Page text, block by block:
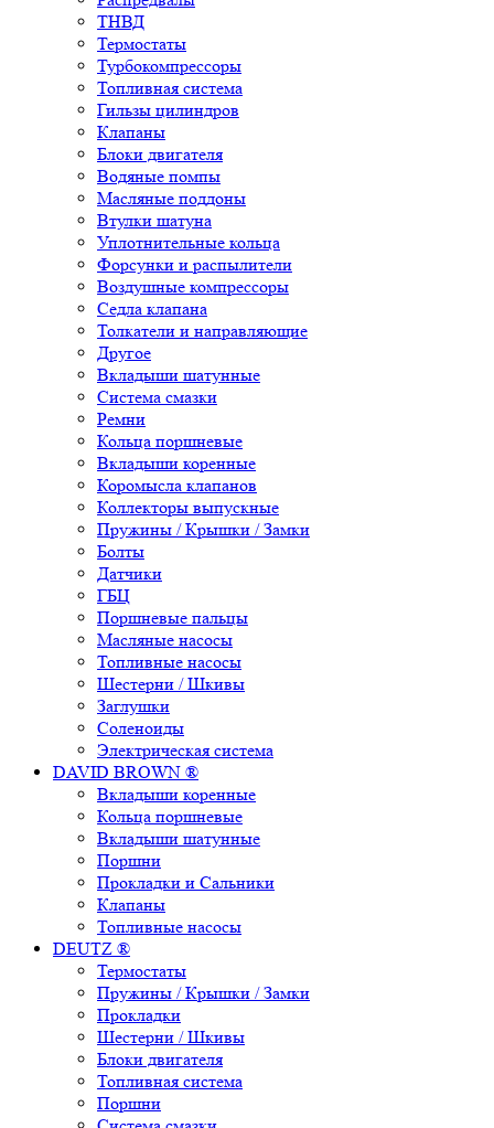
ТНВД
Термостаты
Турбокомпрессоры
Топливная система
Гильзы цилиндров
Клапаны
Блоки двигателя
Водяные помпы
Масляные поддоны
Втулки шатуна
Уплотнительные кольца
Форсунки и распылители
Воздушные компрессоры
Седла клапана
Толкатели и направляющие
Другое
Вкладыши шатунные
Система смазки
Ремни
Кольца поршневые
Вкладыши коренные
Коромысла клапанов
Коллекторы выпускные
Пружины / Крышки / Замки
Болты
Датчики
ГБЦ
Поршневые пальцы
Масляные насосы
Топливные насосы
Шестерни / Шкивы
Заглушки
Соленоиды
Электрическая система
DAVID BROWN ®
Вкладыши коренные
Кольца поршневые
Вкладыши шатунные
Поршни
Прокладки и Сальники
Клапаны
Топливные насосы
DEUTZ ®
Термостаты
Пружины / Крышки / Замки
Прокладки
Шестерни / Шкивы
Блоки двигателя
Топливная система
Поршни